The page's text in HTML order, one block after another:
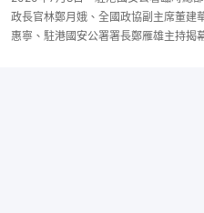
政長官林鄭月娥、全國政協副主席董建
惠寧、駐港國安公署署長鄭雁雄主持揭